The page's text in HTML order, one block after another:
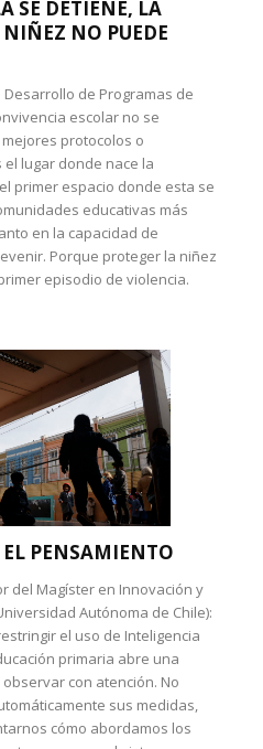
SE DETIENE, LA
NO PUEDE
de Programas de
escolar no se
protocolos o
el lugar donde nace la
primer espacio donde esta se
educativas más
en la capacidad de
Porque proteger la niñez
episodio de violencia.
PENSAMIENTO
del Magíster en Innovación y
Autónoma de Chile):
el uso de Inteligencia
primaria abre una
con atención. No
sus medidas,
cómo abordamos los